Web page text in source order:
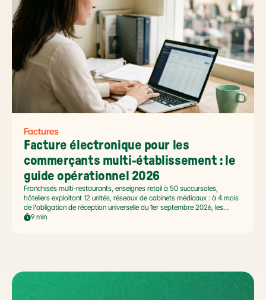
Factures
Facture électronique pour les
commerçants multi-établissement : le
guide opérationnel 2026
Franchisés multi-restaurants, enseignes retail à 50 succursales,
hôteliers exploitant 12 unités, réseaux de cabinets médicaux : à 4 mois
de l'obligation de réception universelle du 1er septembre 2026, les
commerçants multi-établissement ont un défi spécifique. Ce guide
9 min